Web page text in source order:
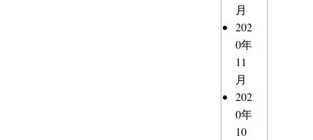
月
202
0年
11
月
202
0年
10